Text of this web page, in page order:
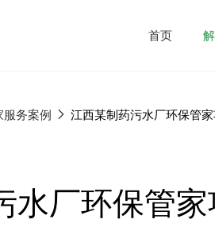
首页
服务案例 江西某制药污水厂环保管家
水厂环保管家